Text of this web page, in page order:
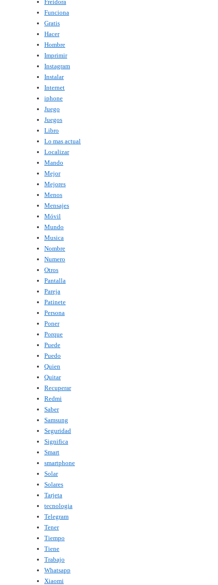
Freidora
Funciona
Gratis
Hacer
Hombre
Imprimir
Instagram
Instalar
Internet
iphone
Juego
Juegos
Libro
Lo mas actual
Localizar
Mando
Mejor
Mejores
Menos
Mensajes
Móvil
Mundo
Musica
Nombre
Numero
Otros
Pantalla
Pareja
Patinete
Persona
Poner
Porque
Puede
Puedo
Quien
Quitar
Recuperar
Redmi
Saber
Samsung
Seguridad
Significa
Smart
smartphone
Solar
Solares
Tarjeta
tecnologia
Telegram
Tener
Tiempo
Tiene
Trabajo
Whatsapp
Xiaomi